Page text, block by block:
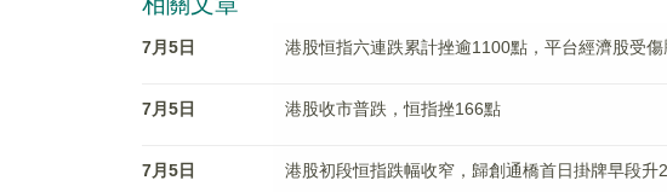
7月5日 港股恒指六連跌累計挫逾1100點，平台經濟股受
7月5日 港股收市普跌，恒指挫166點
7月5日 港股初段恒指跌幅收窄，歸創通橋首日掛牌早段升